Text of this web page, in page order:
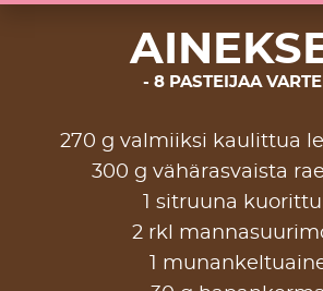
8 PASTEIJAA
270 g valmiiksi kaulittua
300 g vähärasvaista
1 sitruuna
2 rkl
1